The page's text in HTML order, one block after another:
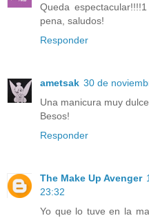
Queda
pena, saludos!
Responder
ametsak 30 de
Una manicura muy
Besos!
Responder
The Make Up Avenger
23:32
Yo que lo tuve en la